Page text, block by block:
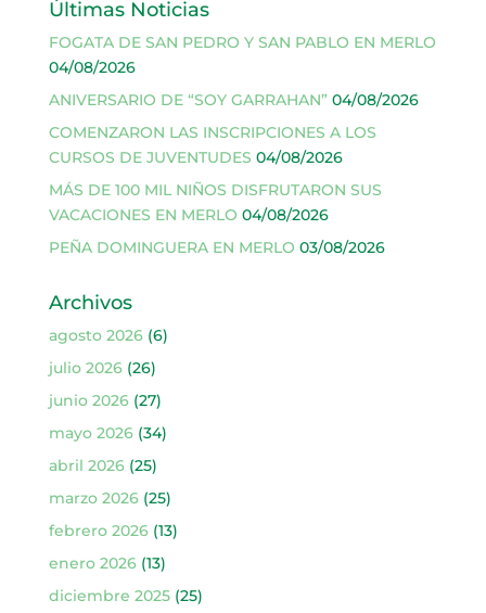
Últimas Noticias
FOGATA DE SAN PEDRO Y SAN PABLO EN MERLO
04/08/2026
ANIVERSARIO DE “SOY GARRAHAN” 04/08/2026
COMENZARON LAS INSCRIPCIONES A LOS
CURSOS DE JUVENTUDES 04/08/2026
MÁS DE 100 MIL NIÑOS DISFRUTARON SUS
VACACIONES EN MERLO 04/08/2026
PEÑA DOMINGUERA EN MERLO 03/08/2026
Archivos
agosto 2026(6)
julio 2026(26)
junio 2026(27)
mayo 2026(34)
abril 2026(25)
marzo 2026(25)
febrero 2026(13)
enero 2026(13)
diciembre 2025(25)